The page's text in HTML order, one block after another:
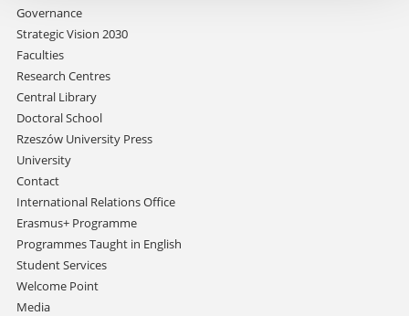
Skip
navigation
Governance
Strategic Vision 2030
Faculties
Research Centres
Central Library
Doctoral School
Rzeszów University Press
University
Contact
International Relations Office
Erasmus+ Programme
Programmes Taught in English
Student Services
Welcome Point
Media